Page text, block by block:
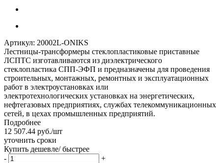
Артикул: 20002L-ONIKS
Лестницы-трансформеры стеклопластиковые приставные
ЛСПТC изготавливаются из диэлектрического
стеклопластика СПП-ЭФП и предназначены для проведения
строительных, монтажных, ремонтных и эксплуатационных
работ в электроустановках или
электротехнологических установках на энергетических,
нефтегазовых предприятиях, службах телекоммуникационных
сетей, в цехах промышленных предприятий.
Подробнее
12 507.44 руб./шт
уточнить сроки
Купить дешевле/ быстрее
-
+